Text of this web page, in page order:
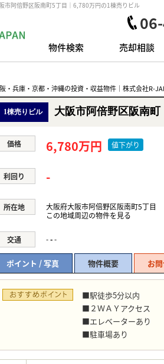
阿倍野区阪南町5丁目｜6,780万円の1棟売りビル
物件検索 売却相談
・兵庫・京都・沖縄の投資・収益物件｜株式会社R-
1棟売りビル 大阪市阿倍野区阪南
価格 6,780万円 値下がり
利回り -
所在地
大阪府大阪市阿倍野区阪南町5丁目
この地域周辺の物件を見る
交通 ---
ポイント / 写真 物件概要 お
■駅徒歩5分以内
■２ＷＡＹアクセス
■エレベーターあり
■駐車場あり